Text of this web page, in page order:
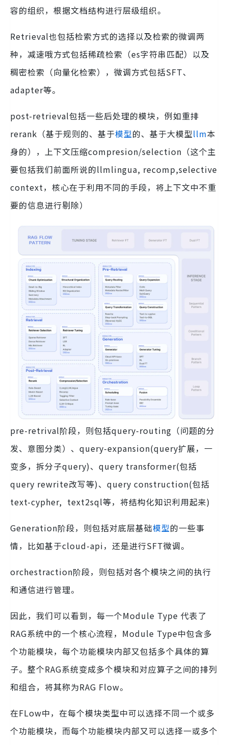
容的组织，根据文档结构进行层级组织。
Retrieval也包括检索方式的选择以及检索的微调两
种，减速哦方式包括稀疏检索（es字符串匹配）以及
稠密检索（向量化检索），微调方式包括SFT、
adapter等。
post-retrieval包括一些后处理的模块，例如重排
rerank（基于规则的、基于模型的、基于大模型llm本
身的），上下文压缩compresion/selection（这个主
要包括我们前面所说的llmlingua, recomp,selective
context，核心在于利用不同的手段，将上下文中不重
要的信息进行剔除）
pre-retrival阶段，则包括query-routing（问题的分
发、意图分类）、query-expansion(query扩展，一
变多，拆分子query)、query transformer(包括
query rewrite改写等)、query construction(包括
text-cypher, text2sql等，将结构化知识利用起来)
Generation阶段，则包括对底层基础模型的一些事
情，比如基于cloud-api，还是进行SFT微调。
orchestraction阶段，则包括对各个模块之间的执行
和通信进行管理。
因此，我们可以看到，每一个Module Type 代表了
RAG系统中的一个核心流程，Module Type中包含多
个功能模块，每个功能模块内部又包括多个具体的算
子。整个RAG系统变成多个模块和对应算子之间的排列
和组合，将其称为RAG Flow。
在FLow中，在每个模块类型中可以选择不同一个或多
个功能模块，而每个功能模块内部又可以选择一或多个